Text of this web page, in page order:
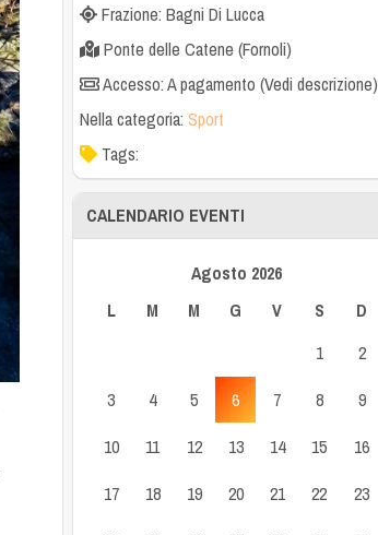
Frazione: Bagni Di Lucca
Ponte delle Catene (Fornoli)
Accesso: A pagamento (Vedi descrizione)
Nella categoria:Sport
Tags:
CALENDARIO EVENTI
Agosto 2026
L
M M G V S D
1
2
3
4 5 6 7 8
9
10
11 12 13 14 15
16
17
18 19 20 21 22
23